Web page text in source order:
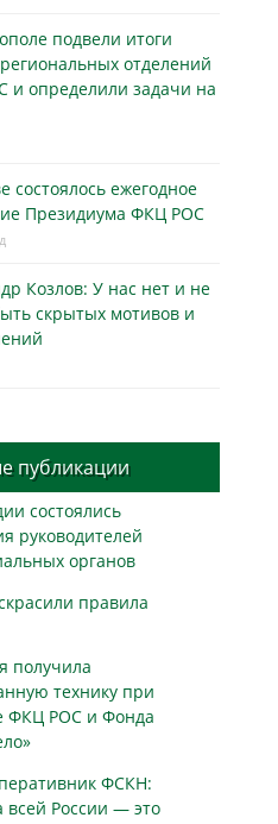
подвели итоги
отделений
и определили задачи на
состоялось ежегодное
Президиума ФКЦ РОС
Козлов: У нас нет и не
скрытых мотивов и
публикации
состоялись
руководителей
органов
правила
получила
технику при
ФКЦ РОС и Фонда
ФСКН:
всей России — это